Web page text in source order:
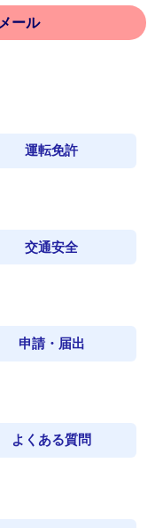
ール
運転免許
交通安全
申請・届出
よくある質問